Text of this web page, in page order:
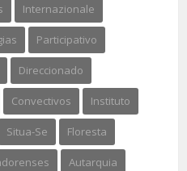
Internazionale
Participativo
Direccionado
Convectivos Instituto
Situa-Se Floresta
Autarquia